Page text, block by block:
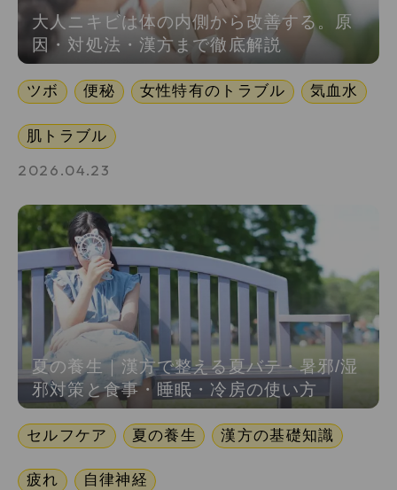
大人ニキビは体の内側から改善する。原
因・対処法・漢方まで徹底解説
ツボ 便秘 女性特有のトラブル 気血水
肌トラブル
2026.04.23
夏の養生｜漢方で整える夏バテ・暑邪/湿
邪対策と食事・睡眠・冷房の使い方
セルフケア 夏の養生 漢方の基礎知識
疲れ 自律神経